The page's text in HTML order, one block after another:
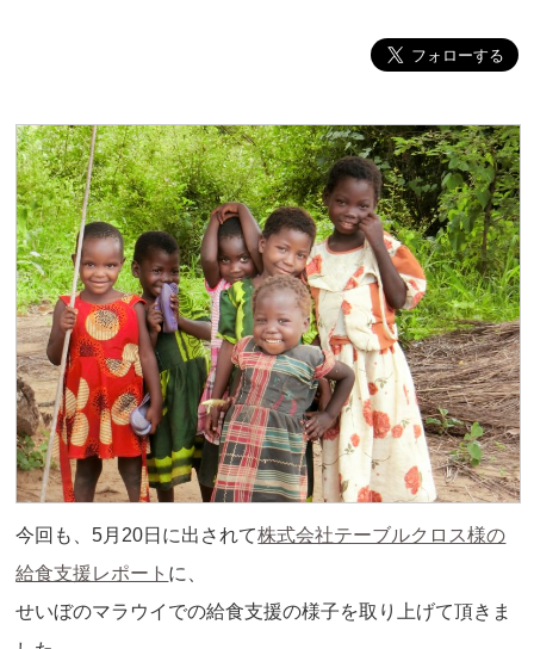
今回も、5月20日に出されて株式会社テーブルクロス様の
給食支援レポート に、
せいぼのマラウイでの給食支援の様子を取り上げて頂きま